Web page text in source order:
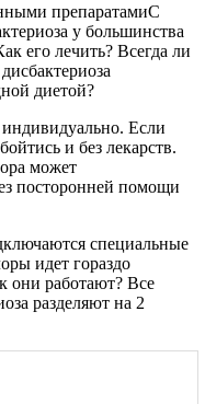
С
у большинства
его лечить? Всегда ли
диетой?
Если
и без лекарств.
может
посторонней помощи
специальные
идет гораздо
они работают? Все
разделяют на 2